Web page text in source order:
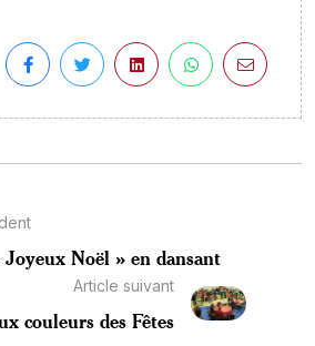
Noël » en dansant
Article suivant
couleurs des Fêtes